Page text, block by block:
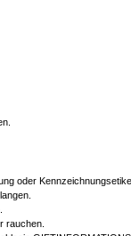
oder
rauchen.